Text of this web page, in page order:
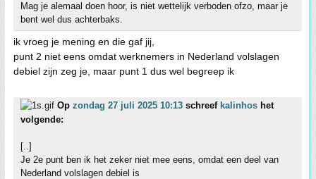
Mag je alemaal doen hoor, is niet wettelijk verboden ofzo, maar je
bent wel dus achterbaks.
ik vroeg je mening en die gaf jij,
punt 2 niet eens omdat werknemers in Nederland volslagen
debiel zijn zeg je, maar punt 1 dus wel begreep ik
Op zondag 27 juli 2025 10:13 schreef kalinhos het
volgende:
[..]
Je 2e punt ben ik het zeker niet mee eens, omdat een deel van
Nederland volslagen debiel is